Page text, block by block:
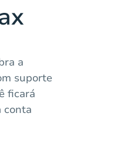
a
suporte
ficará
conta